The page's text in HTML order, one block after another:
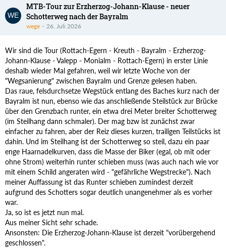
MTB-Tour zur Erzherzog-Johann-Klause - neuer
Schotterweg nach der Bayralm
wege 26. Juli 2026
Wir sind die Tour (Rottach-Egern - Kreuth - Bayralm - Erzherzog-
Johann-Klause - Valepp - Monialm - Rottach-Egern) in erster Linie
deshalb wieder Mal gefahren, weil wir letzte Woche von der
"Wegsanierung" zwischen Bayralm und Grenze gelesen haben.
Das raue, felsdurchsetze Wegstück entlang des Baches kurz nach der
Bayralm ist nun, ebenso wie das anschließende Steilstück zur Brücke
über den Grenzbach runter, ein etwa drei Meter breiter Schotterweg
(im Steilhang dann schmaler). Der mag bzw ist zunächst zwar
einfacher zu fahren, aber der Reiz dieses kurzen, trailigen Teilstücks ist
dahin. Und im Steilhang ist der Schotterweg so steil, dazu ein paar
enge Haarnadelkurven, dass die Masse der Biker (egal, ob mit oder
ohne Strom) weiterhin runter schieben muss (was auch nach wie vor
mit einem Schild angeraten wird - "gefährliche Wegstrecke"). Nach
meiner Auffassung ist das Runter schieben zumindest derzeit
aufgrund des Schotters sogar deutlich unangenehmer als es vorher
war.
Ja, so ist es jetzt nun mal.
Aus meiner Sicht sehr schade.
Ansonsten: Die Erzherzog-Johann-Klause ist derzeit "vorübergehend
geschlossen".